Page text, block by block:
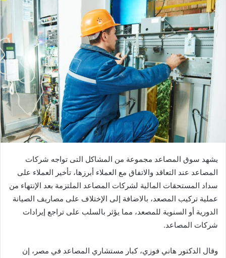
يشهد سوق المصاعد مجموعة من المشاكل التى تواجه شركات
المصاعد عند التعاقد والاتفاق مع العملاء أبرزها، تأخير العملاء على
سداد المستحقات المالية لشركات المصاعد الملتزمة بعد الإنتهاء من
عملية تركيب المصعد، بالاضافة إلى الإختلاف على مصاريف الصيانة
الدورية أو السنوية للمصعد، مما يؤثر بالسلب على تراجع إيرادات
شركات المصاعد.
وقال الدكتور هاني فوزي، كبار مستشاري المصاعد في مصر، إن